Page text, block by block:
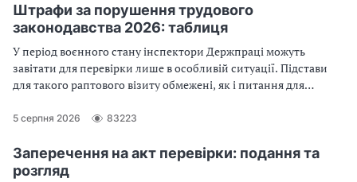
Штрафи за порушення трудового
законодавства 2026: таблиця
У період воєнного стану інспектори Держпраці можуть
завітати для перевірки лише в особливій ситуації. Підстави
для такого раптового візиту обмежені, як і питання для
провести позапланову перевірку, і розміри трудових штрафів
5 серпня 2026 83223
Заперечення на акт перевірки: подання та
розгляд